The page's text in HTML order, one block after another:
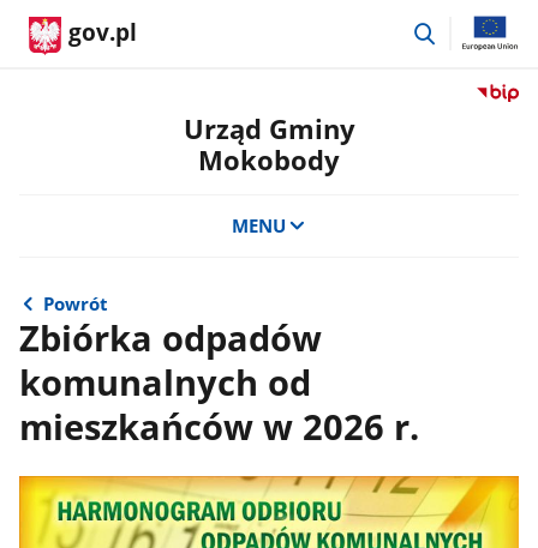
gov.pl
przejdź
Przejdź
Urząd Gminy
Mokobody
MENU
Powrót
Zbiórka odpadów
komunalnych od
mieszkańców w 2026 r.